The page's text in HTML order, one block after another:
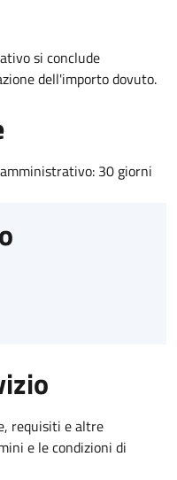
si conclude
dell'importo dovuto.
30 giorni
requisiti e altre
e le condizioni di